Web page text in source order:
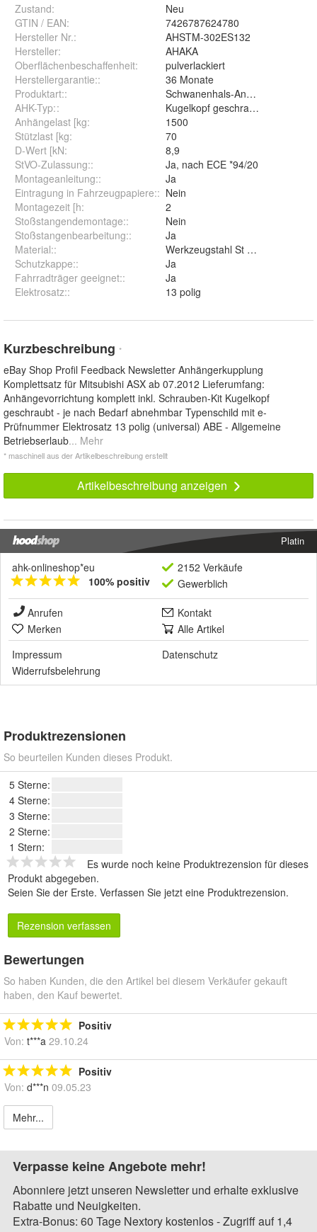
Zustand:
Neu
GTIN / EAN:
7426787624780
Hersteller Nr.:
AHSTM-302ES132
Hersteller:
AHAKA
Oberflächenbeschaffenheit:
pulverlackiert
Herstellergarantie::
36 Monate
Produktart::
Schwanenhals-Anhängerkupplun
AHK-Typ::
Kugelkopf geschraubt (starr)
Anhängelast [kg:
1500
Stützlast [kg:
70
D-Wert [kN:
8,9
StVO-Zulassung::
Ja, nach ECE *94/20
Montageanleitung::
Ja
Eintragung in Fahrzeugpapiere:: Nein
Montagezeit [h:
2
Stoßstangendemontage::
Nein
Stoßstangenbearbeitung::
Ja
Material::
Werkzeugstahl St 52-3
Schutzkappe::
Ja
Fahrradträger geeignet::
Ja
Elektrosatz:: 13 polig
Kurzbeschreibung *
eBay Shop Profil Feedback Newsletter Anhängerkupplung
Komplettsatz für Mitsubishi ASX ab 07.2012 Lieferumfang:
Anhängevorrichtung komplett inkl. Schrauben-Kit Kugelkopf
geschraubt - je nach Bedarf abnehmbar Typenschild mit e-
Prüfnummer Elektrosatz 13 polig (universal) ABE - Allgemeine
Betriebserlaub... Mehr
* maschinell aus der Artikelbeschreibung erstellt
Artikelbeschreibung anzeigen
Platin
ahk-onlineshop*eu
100% positiv
2152 Verkäufe
Gewerblich
Anrufen
Kontakt
Merken
Alle Artikel
Impressum
Datenschutz
Widerrufsbelehrung
Produktrezensionen
So beurteilen Kunden dieses Produkt.
5 Sterne:
4 Sterne:
3 Sterne:
2 Sterne:
1 Stern:
Es wurde noch keine Produktrezension für dieses
Produkt abgegeben.
Seien Sie der Erste. Verfassen Sie jetzt eine Produktrezension.
Rezension verfassen
Bewertungen
So haben Kunden, die den Artikel bei diesem Verkäufer gekauft
haben, den Kauf bewertet.
Positiv
Von: t***a 29.10.24
Positiv
Von: d***n 09.05.23
Mehr...
Verpasse keine Angebote mehr!
Abonniere jetzt unseren Newsletter und erhalte exklusive
Rabatte und Neuigkeiten.
Extra-Bonus: 60 Tage Nextory kostenlos - Zugriff auf 1,4